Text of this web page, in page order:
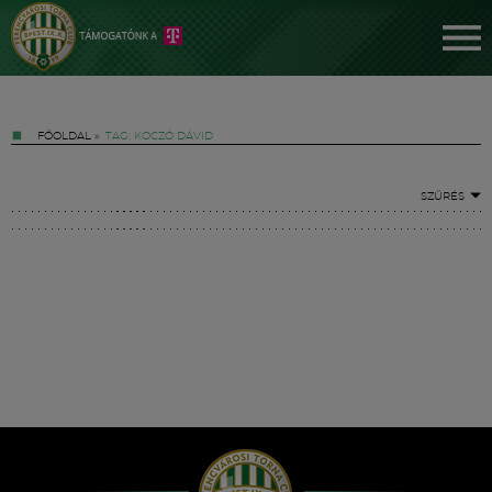
FŐOLDAL » TAG: KOCZÓ DÁVID
SZŰRÉS
Hírek